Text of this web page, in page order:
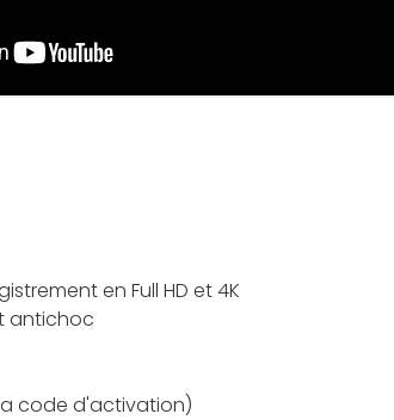
en Full HD et 4K
antichoc
code d'activation)